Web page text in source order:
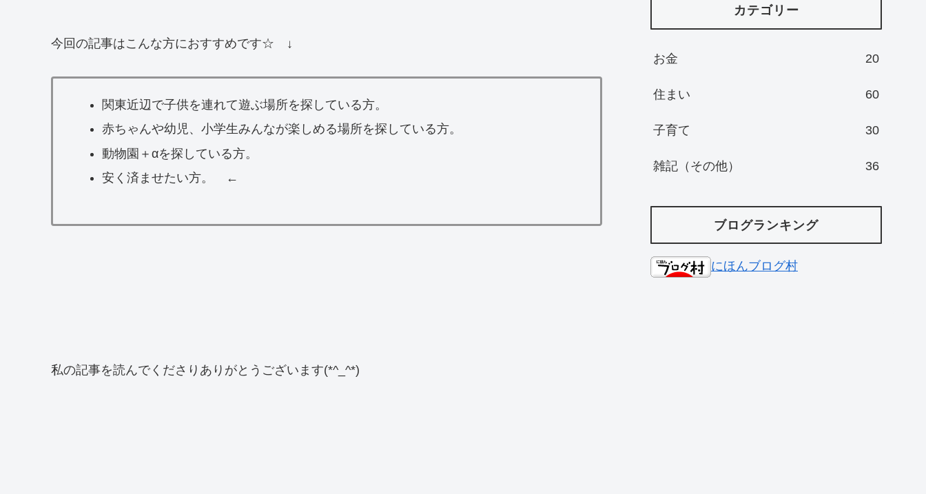
今回の記事はこんな方におすすめです☆ ↓
関東近辺で子供を連れて遊ぶ場所を探している方。
赤ちゃんや幼児、小学生みんなが楽しめる場所を探している方。
動物園＋αを探している方。
安く済ませたい方。 ←
私の記事を読んでくださりありがとうございます(*^_^*)
カテゴリー
お金 20
住まい 60
子育て 30
雑記（その他） 36
ブログランキング
にほんブログ村